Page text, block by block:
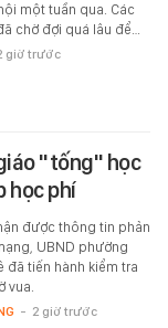
một tuần qua. Các
chờ đợi quá lâu để…
giờ trước
"tống" học
học phí
được thông tin phản
UBND phường
đã tiến hành kiểm tra
vua.
- 2 giờ trước